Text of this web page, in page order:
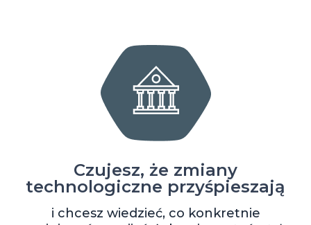
Czujesz, że zmiany
technologiczne przyśpieszają
i chcesz wiedzieć, co konkretnie